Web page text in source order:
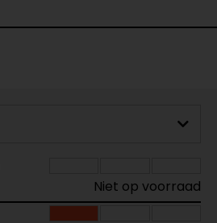
Niet op voorraad